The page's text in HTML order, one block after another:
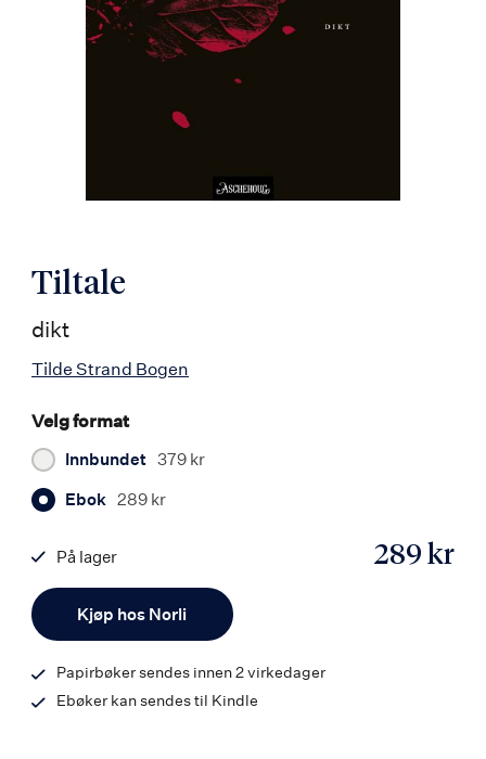
Tiltale
dikt
Tilde Strand Bogen
Velg format
Innbundet 379 kr
Ebok 289 kr
Kjøp hos Norli
289 kr
På lager
9788203455667
Papirbøker sendes innen 2 virkedager
Ebøker kan sendes til Kindle